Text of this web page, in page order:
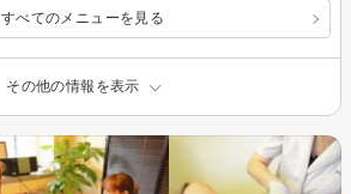
すべてのメニューを見る
その他の情報を表示